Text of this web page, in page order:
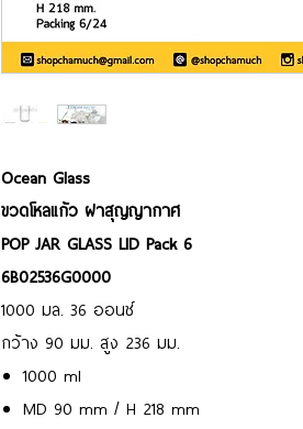
Ocean Glass
ขวดโหลแก้ว ฝาสุญญากาศ
POP JAR GLASS LID Pack 6
6B02536G0000
1000 มล. 36 ออนซ์
กว้าง 90 มม. สูง 236 มม.
1000 ml
MD 90 mm / H 218 mm